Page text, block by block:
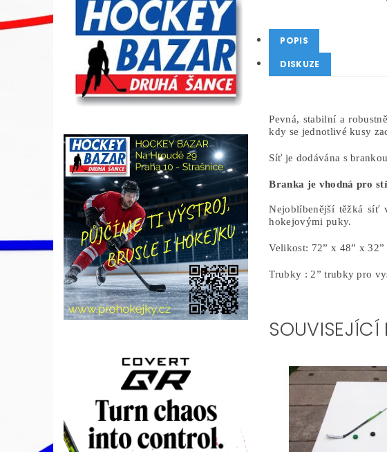
POPIS
DISKUZE
Pevná, stabilní a
kdy se jednotlivé kusy
Síť je dodávána s
Branka je vhodná pro
Nejoblíbenější těžká síť
hokejovými puky.
Velikost: 72” x 48” x
Trubky : 2” trubky pro
SOUVISEJÍCÍ